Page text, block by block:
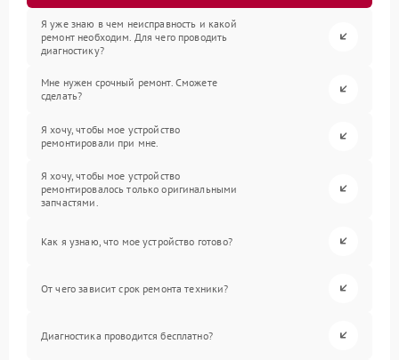
Я уже знаю в чем неисправность и какой
ремонт необходим. Для чего проводить
диагностику?
Мне нужен срочный ремонт. Сможете
сделать?
Я хочу, чтобы мое устройство
ремонтировали при мне.
Я хочу, чтобы мое устройство
ремонтировалось только оригинальными
запчастями.
Как я узнаю, что мое устройство готово?
От чего зависит срок ремонта техники?
Диагностика проводится бесплатно?